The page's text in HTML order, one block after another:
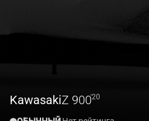
KawasakiZ 900'20